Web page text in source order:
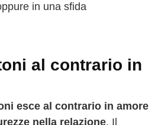
in una sfida
al contrario in
esce al contrario in amore
nella relazione. Il